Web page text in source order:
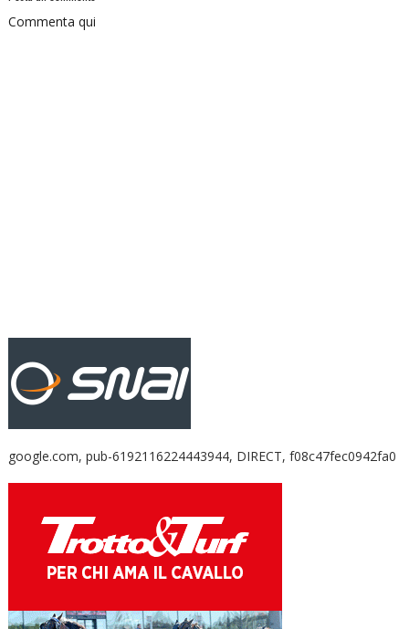
Commenta qui
google.com, pub-6192116224443944, DIRECT, f08c47fec0942fa0